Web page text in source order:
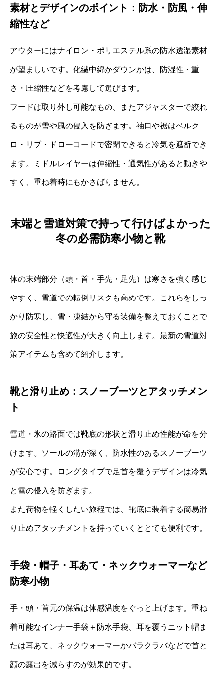
素材とデザインのポイント：防水・防風・伸
縮性など
アウターにはナイロン・ポリエステル系の防水透湿素材
が望ましいです。化繊中綿かダウンかは、防湿性・重
さ・圧縮性などを考慮して選びます。
フードは取り外し可能なもの、またアジャスターで絞れ
るものが雪や風の侵入を防ぎます。袖口や裾はベルク
ロ・リブ・ドローコードで密閉できると冷気を遮断でき
ます。ミドルレイヤーは伸縮性・通気性があると動きや
すく、重ね着時にもかさばりません。
末端と雪道対策で持って行けばよかった
冬の必需防寒小物と靴
体の末端部分（頭・首・手先・足先）は寒さを強く感じ
やすく、雪道での転倒リスクも高めです。これらをしっ
かり防寒し、雪・凍結から守る装備を整えておくことで
旅の安全性と快適性が大きく向上します。最新の雪道対
策アイテムも含めて紹介します。
靴と滑り止め：スノーブーツとアタッチメン
ト
雪道・氷の路面では靴底の形状と滑り止め性能が命を分
けます。ソールの溝が深く、防水性のあるスノーブーツ
が安心です。ロングタイプで足首を覆うデザインは冷気
と雪の侵入を防ぎます。
また荷物を軽くしたい旅程では、靴底に装着する簡易滑
り止めアタッチメントを持っていくととても便利です。
手袋・帽子・耳あて・ネックウォーマーなど
防寒小物
手・頭・首元の保温は体感温度をぐっと上げます。重ね
着可能なインナー手袋＋防水手袋、耳を覆うニット帽ま
たは耳あて、ネックウォーマーかバラクラバなどで首と
顔の露出を減らすのが効果的です。